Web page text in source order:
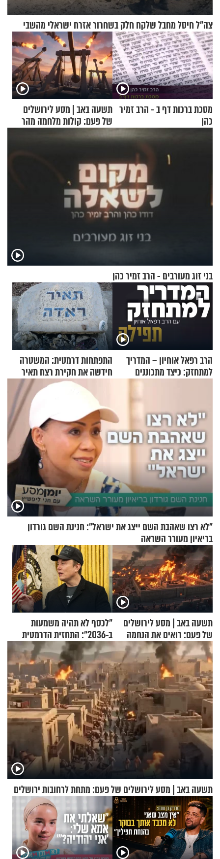
צה"ל חיסל מחבל שלקח חלק בשחרור אזרח ישראלי מהשבי
מסכת ברכות דף ב - הרב זמיר
כהן
תשעה באב | מסע לירושלים
של פעם: קולות מלחמה מהר
הזיתים
בני זוג מעורבים - הרב זמיר כהן
הרב רפאל אוחיון – המדריך
למתחזק: כיצד מתכוננים
התפתחות דרמטית: המשטרה
חידשה את חקירת רצח תאיר
"לא רצו שאהבת השם ייצג את ישראל": חנינת השם גורדון
בריאיון מעורר השראה
תשעה באב | מסע לירושלים
של פעם: רואים את הנחמה
"לכסף לא תהיה משמעות
ב-2036": התחזית הדרמטית
של אילון מאסק על עתיד
הכלכלה
תשעה באב | מסע לירושלים של פעם: מתחת לרחובות ירושלים